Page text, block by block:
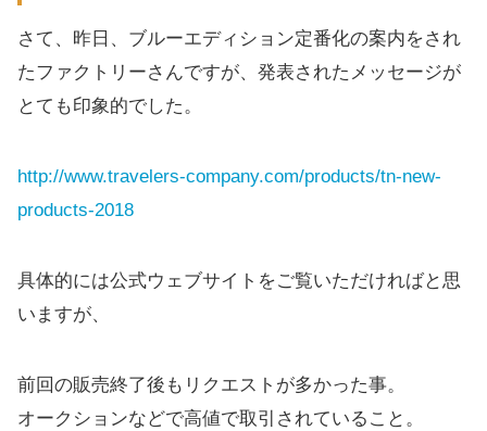
さて、昨日、ブルーエディション定番化の案内をされ
たファクトリーさんですが、発表されたメッセージが
とても印象的でした。
http://www.travelers-company.com/products/tn-new-
products-2018
具体的には公式ウェブサイトをご覧いただければと思
いますが、
前回の販売終了後もリクエストが多かった事。
オークションなどで高値で取引されていること。